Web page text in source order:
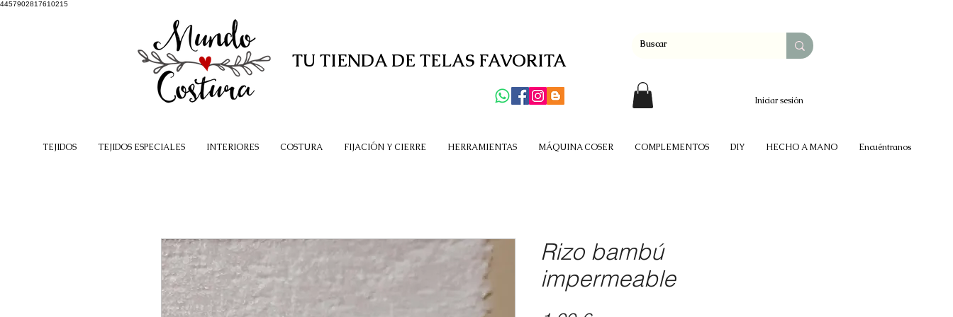
4457902817610215
TU TIENDA DE TELAS FAVORITA
Iniciar sesión
TEJIDOS TEJIDOS ESPECIALES INTERIORES COSTURA FIJACIÓN Y CIERRE HERRAMIENTAS MÁQUINA COSER COMPLEMENTOS DIY HECHO A MANO Encuéntranos
Rizo bambú
impermeable